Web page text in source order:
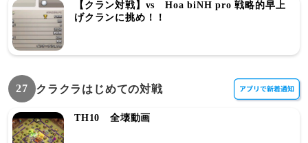
【クラン対戦】vs Hoa biNH pro 戦略的早上
げクランに挑め！！
27 クラクラはじめての対戦
TH10 全壊動画